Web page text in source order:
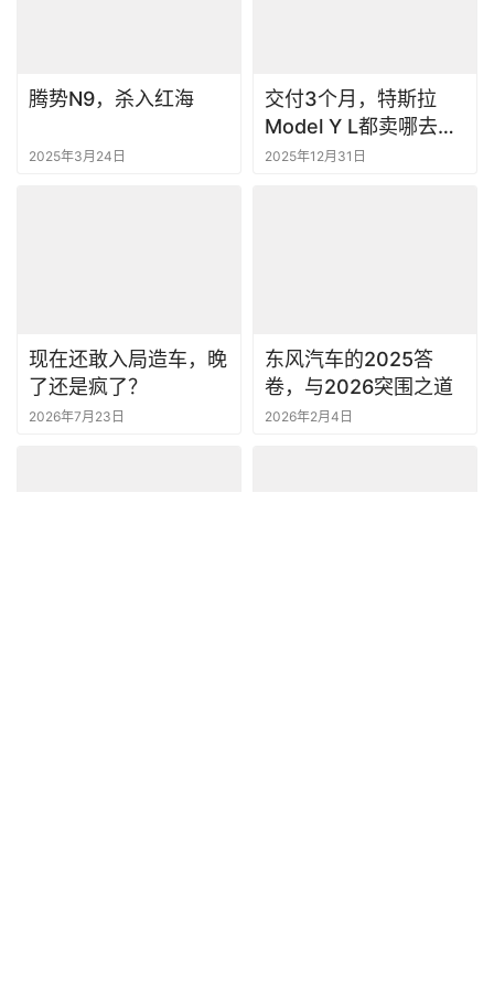
腾势N9，杀入红海
2025年3月24日
交付3个月，特斯拉
Model Y L都卖哪去
了？丨一句话点评
2025年12月31日
现在还敢入局造车，晚
了还是疯了？
2026年7月23日
东风汽车的2025答
卷，与2026突围之道
2026年2月4日